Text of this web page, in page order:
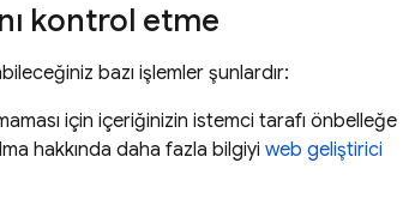
kontrol etme
bazı işlemler şunlardır:
için içeriğinizin istemci tarafı önbelleğe
hakkında daha fazla bilgiyi web geliştirici